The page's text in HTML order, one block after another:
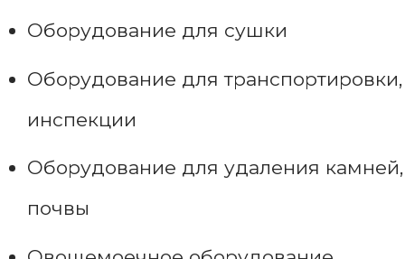
Оборудование для сушки
Оборудование для транспортировки,
инспекции
Оборудование для удаления камней,
почвы